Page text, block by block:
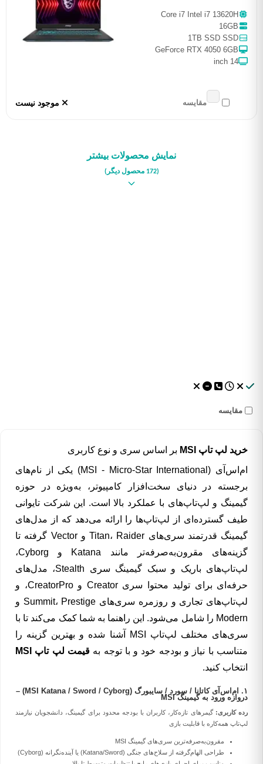
Core i7 Intel i7 13620H
16GB
1TB SSD SSD
GeForce RTX 4050 6GB
14 inch
موجود نیست مقایسه
نمایش محصولات بیشتر
(172 محصول دیگر)
مقایسه
خرید لپ تاپ MSI
بر اساس سری و نوع کاربری
ام‌اس‌آی (MSI - Micro-Star International) یکی از نام‌های
برجسته در دنیای سخت‌افزار کامپیوتر، به‌ویژه در حوزه
گیمینگ و لپ‌تاپ‌های با عملکرد بالا است. این شرکت تایوانی
طیف گسترده‌ای از لپ‌تاپ‌ها را ارائه می‌دهد که از مدل‌های
گیمینگ قدرتمند سری‌های Titan، Raider و Vector گرفته تا
گزینه‌های مقرون‌به‌صرفه‌تر مانند Katana و Cyborg،
لپ‌تاپ‌های باریک و سبک گیمینگ سری Stealth، مدل‌های
حرفه‌ای برای تولید محتوا سری Creator و CreatorPro، و
لپ‌تاپ‌های تجاری و روزمره سری‌های Summit، Prestige و
Modern را شامل می‌شود. این راهنما به شما کمک می‌کند تا با
سری‌های مختلف لپ‌تاپ MSI آشنا شده و بهترین گزینه را
متناسب با نیاز و بودجه خود و با توجه بهقیمت لپ تاپ MSI
انتخاب کنید.
۱. ام‌اس‌آی کاتانا / سورد / سایبورگ (MSI Katana / Sword / Cyborg) –
دروازه ورود به گیمینگ MSI
رده کاربری: گیمرهای تازه‌کار، کاربران با بودجه محدود برای گیمینگ، دانشجویان نیازمند
لپ‌تاپ همه‌کاره با قابلیت بازی
مقرون‌به‌صرفه‌ترین سری‌های گیمینگ MSI
طراحی الهام‌گرفته از سلاح‌های جنگی (Katana/Sword) یا آینده‌نگرانه (Cyborg)